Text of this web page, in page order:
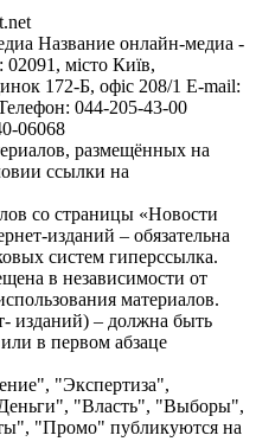
Название онлайн-медиа -
місто Київ,
172-Б, офіс 208/1 E-mail:
044-205-43-00
06068
размещённых на
ссылки на
со страницы «Новости
изданий – обязательна
систем гиперссылка.
в независимости от
материалов.
изданий) – должна быть
в первом абзаце
"Экспертиза",
"Власть", "Выборы",
"Промо" публикуются на